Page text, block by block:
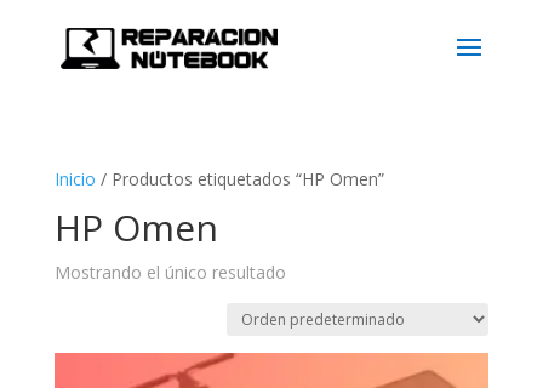
Inicio / Productos etiquetados “HP Omen”
HP Omen
Mostrando el único resultado